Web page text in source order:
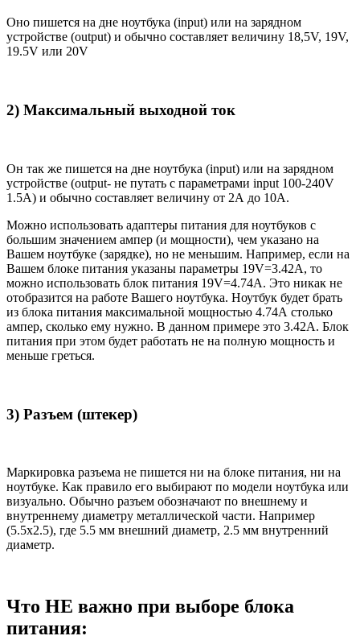
Оно пишется на дне ноутбука (input) или на зарядном
устройстве (output) и обычно составляет величину 18,5V, 19V,
19.5V или 20V
2) Максимальный выходной ток
Он так же пишется на дне ноутбука (input) или на зарядном
устройстве (output- не путать с параметрами input 100-240V
1.5A) и обычно составляет величину от 2А до 10A.
Можно использовать адаптеры питания для ноутбуков с
большим значением ампер (и мощности), чем указано на
Вашем ноутбуке (зарядке), но не меньшим. Например, если на
Вашем блоке питания указаны параметры 19V=3.42A, то
можно использовать блок питания 19V=4.74A. Это никак не
отобразится на работе Вашего ноутбука. Ноутбук будет брать
из блока питания максимальной мощностью 4.74А столько
ампер, сколько ему нужно. В данном примере это 3.42А. Блок
питания при этом будет работать не на полную мощность и
меньше греться.
3) Разъем (штекер)
Маркировка разъема не пишется ни на блоке питания, ни на
ноутбуке. Как правило его выбирают по модели ноутбука или
визуально. Обычно разъем обозначают по внешнему и
внутреннему диаметру металлической части. Например
(5.5x2.5), где 5.5 мм внешний диаметр, 2.5 мм внутренний
диаметр.
Что НЕ важно при выборе блока
питания: